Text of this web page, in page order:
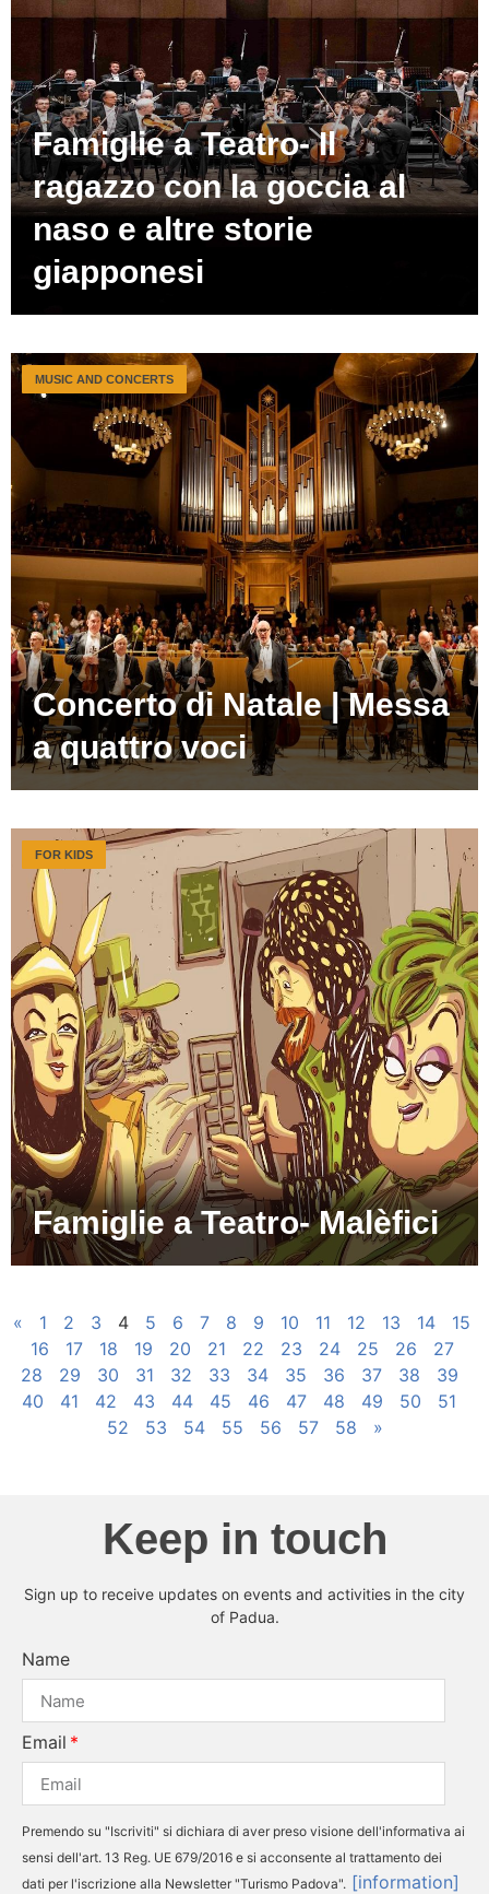
Famiglie a Teatro- Il
ragazzo con la goccia al
naso e altre storie
giapponesi
Concerto di Natale | Messa
a quattro voci
MUSIC AND CONCERTS
Famiglie a Teatro- Malèfici
FOR KIDS
« 1 2 3 4 5 6 7 8 9 10 11 12 13 14
15
16
17 18 19 20 21 22 23 24 25 26
27
28
29 30 31 32 33 34 35 36 37 38
39
40
41 42 43 44 45 46 47 48 49 50
51
52
53 54 55 56 57 58 »
Keep in touch
Sign up to receive updates on events and activities in the city
of Padua.
Name
Email
Premendo su "Iscriviti" si dichiara di aver preso visione dell'informativa ai
sensi dell'art. 13 Reg. UE 679/2016 e si acconsente al trattamento dei
dati per l'iscrizione alla Newsletter "Turismo Padova". [information]